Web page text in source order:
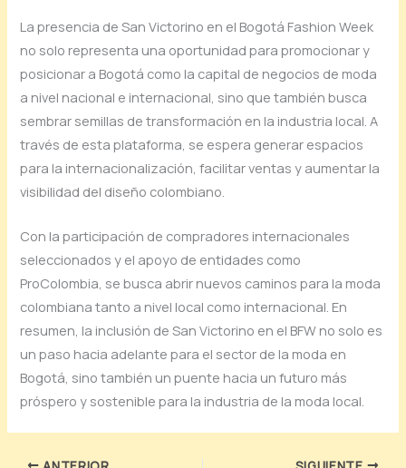
La presencia de San Victorino en el Bogotá Fashion Week
no solo representa una oportunidad para promocionar y
posicionar a Bogotá como la capital de negocios de moda
a nivel nacional e internacional, sino que también busca
sembrar semillas de transformación en la industria local. A
través de esta plataforma, se espera generar espacios
para la internacionalización, facilitar ventas y aumentar la
visibilidad del diseño colombiano.
Con la participación de compradores internacionales
seleccionados y el apoyo de entidades como
ProColombia, se busca abrir nuevos caminos para la moda
colombiana tanto a nivel local como internacional. En
resumen, la inclusión de San Victorino en el BFW no solo es
un paso hacia adelante para el sector de la moda en
Bogotá, sino también un puente hacia un futuro más
próspero y sostenible para la industria de la moda local.